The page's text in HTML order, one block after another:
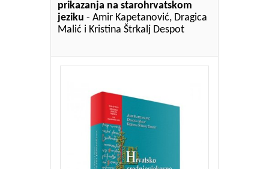
prikazanja na starohrvatskom
jeziku - Amir Kapetanović, Dragica
Malić i Kristina Štrkalj Despot